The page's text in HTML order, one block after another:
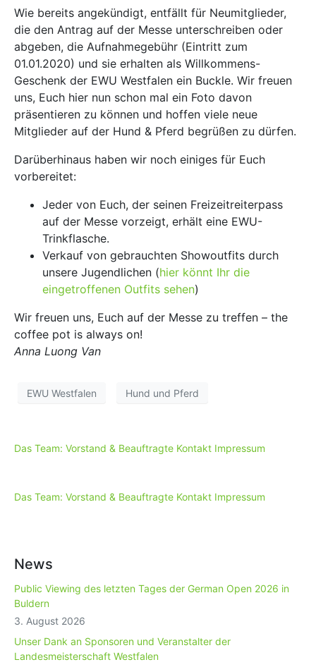
Wie bereits angekündigt, entfällt für Neumitglieder,
die den Antrag auf der Messe unterschreiben oder
abgeben, die Aufnahmegebühr (Eintritt zum
01.01.2020) und sie erhalten als Willkommens-
Geschenk der EWU Westfalen ein Buckle. Wir freuen
uns, Euch hier nun schon mal ein Foto davon
präsentieren zu können und hoffen viele neue
Mitglieder auf der Hund & Pferd begrüßen zu dürfen.
Darüberhinaus haben wir noch einiges für Euch
vorbereitet:
Jeder von Euch, der seinen Freizeitreiterpass
auf der Messe vorzeigt, erhält eine EWU-
Trinkflasche.
Verkauf von gebrauchten Showoutfits durch
unsere Jugendlichen (hier könnt Ihr die
eingetroffenen Outfits sehen)
Wir freuen uns, Euch auf der Messe zu treffen – the
coffee pot is always on!
Anna Luong Van
EWU Westfalen Hund und Pferd
Das Team: Vorstand & Beauftragte Kontakt Impressum
Das Team: Vorstand & Beauftragte Kontakt Impressum
News
Public Viewing des letzten Tages der German Open 2026 in
Buldern
3. August 2026
Unser Dank an Sponsoren und Veranstalter der
Landesmeisterschaft Westfalen